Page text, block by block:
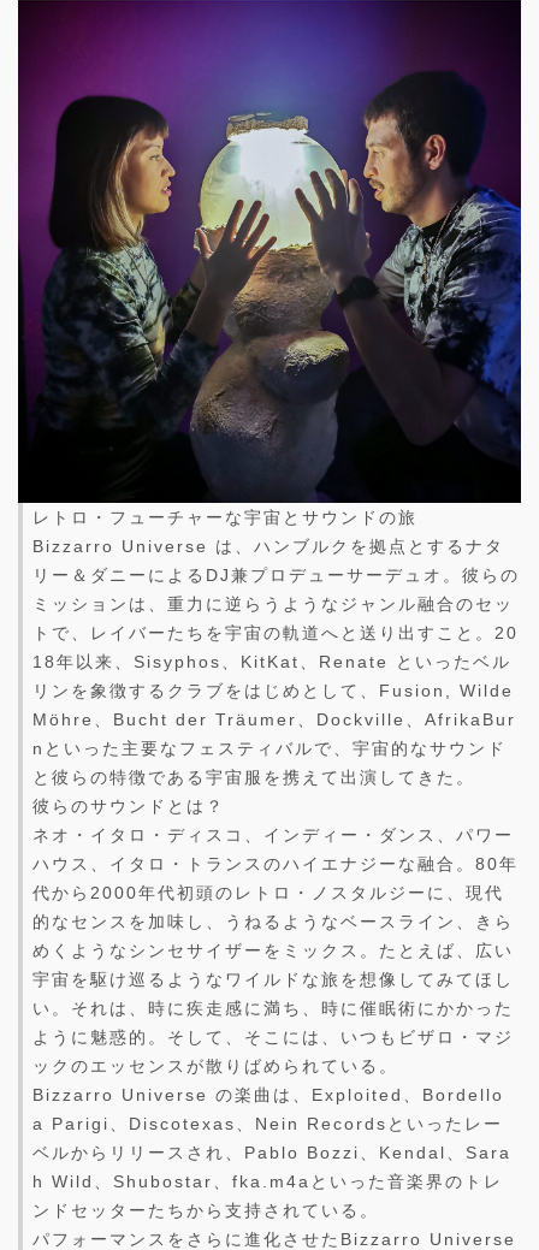
レトロ・フューチャーな宇宙とサウンドの旅
Bizzarro Universe は、ハンブルクを拠点とするナタ
リー＆ダニーによるDJ兼プロデューサーデュオ。彼らの
ミッションは、重力に逆らうようなジャンル融合のセッ
トで、レイバーたちを宇宙の軌道へと送り出すこと。20
18年以来、Sisyphos、KitKat、Renate といったベル
リンを象徴するクラブをはじめとして、Fusion, Wilde
Möhre、Bucht der Träumer、Dockville、AfrikaBur
nといった主要なフェスティバルで、宇宙的なサウンド
と彼らの特徴である宇宙服を携えて出演してきた。
彼らのサウンドとは？
ネオ・イタロ・ディスコ、インディー・ダンス、パワー
ハウス、イタロ・トランスのハイエナジーな融合。80年
代から2000年代初頭のレトロ・ノスタルジーに、現代
的なセンスを加味し、うねるようなベースライン、きら
めくようなシンセサイザーをミックス。たとえば、広い
宇宙を駆け巡るようなワイルドな旅を想像してみてほし
い。それは、時に疾走感に満ち、時に催眠術にかかった
ように魅惑的。そして、そこには、いつもビザロ・マジ
ックのエッセンスが散りばめられている。
Bizzarro Universe の楽曲は、Exploited、Bordello
a Parigi、Discotexas、Nein Recordsといったレー
ベルからリリースされ、Pablo Bozzi、Kendal、Sara
h Wild、Shubostar、fka.m4aといった音楽界のトレ
ンドセッターたちから支持されている。
パフォーマンスをさらに進化させたBizzarro Universe